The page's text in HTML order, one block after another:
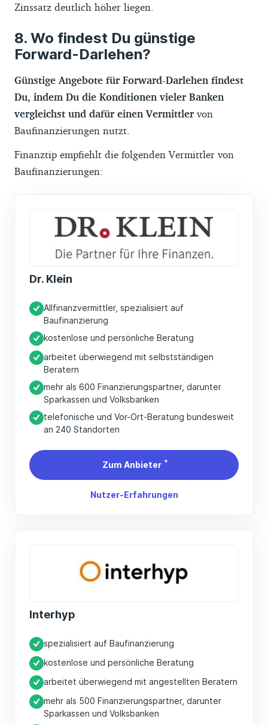
Zinssatz deutlich höher liegen.
Wo findest Du günstige
Forward-Darlehen?
Günstige Angebote für Forward-Darlehen findest
Du, indem Du die Konditionen vieler Banken
vergleichst und dafür einen Vermittler von
Baufinanzierungen nutzt.
Finanztip empfiehlt die folgenden Vermittler von
Baufinanzierungen:
Dr. Klein
Allfinanzvermittler, spezialisiert auf
Baufinanzierung
kostenlose und persönliche Beratung
arbeitet überwiegend mit selbstständigen
Beratern
mehr als 600 Finanzierungspartner, darunter
Sparkassen und Volksbanken
telefonische und Vor-Ort-Beratung bundesweit
an 240 Standorten
Zum Anbieter *
Nutzer-Erfahrungen
Interhyp
spezialisiert auf Baufinanzierung
kostenlose und persönliche Beratung
arbeitet überwiegend mit angestellten Beratern
mehr als 500 Finanzierungspartner, darunter
Sparkassen und Volksbanken